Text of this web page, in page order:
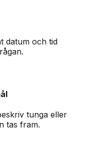
datum och tid
tunga eller
tas fram.